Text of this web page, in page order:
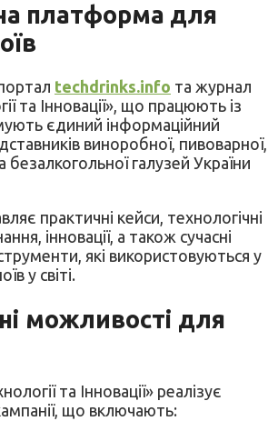
платформа для
techdrinks.info та журнал
та Інновації», що працюють із
єдиний інформаційний
виноробної, пивоварної,
безалкогольної галузей України
практичні кейси, технологічні
інновації, а також сучасні
які використовуються у
у світі.
можливості для
та Інновації» реалізує
що включають: